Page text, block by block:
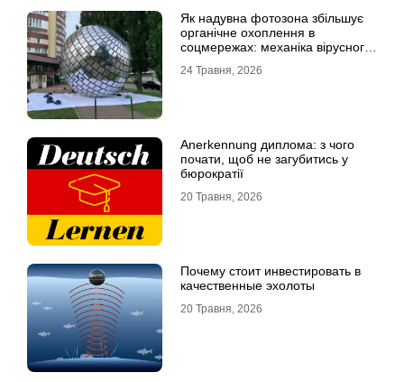
Як надувна фотозона збільшує
органічне охоплення в
соцмережах: механіка вірусного
24 Травня, 2026
Anerkennung диплома: з чого
почати, щоб не загубитись у
бюрократії
20 Травня, 2026
Почему стоит инвестировать в
качественные эхолоты
20 Травня, 2026